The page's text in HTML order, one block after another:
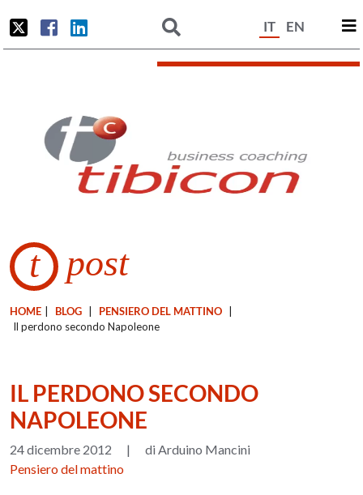
IT EN
t post
HOME BLOG PENSIERO DEL MATTINO
Il perdono secondo Napoleone
IL PERDONO SECONDO
NAPOLEONE
24 dicembre 2012 |
di Arduino Mancini
Pensiero del mattino